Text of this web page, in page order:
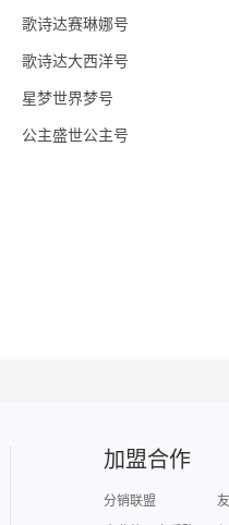
歌诗达赛琳娜号
歌诗达大西洋号
星梦世界梦号
公主盛世公主号
加盟合作
分销联盟